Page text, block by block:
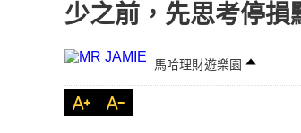
少之前，先思考停損
馬哈理財遊樂園